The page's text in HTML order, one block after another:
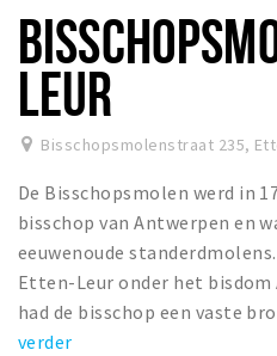
Bezienswaardigheden
Musea, theaters & podia
Uitjes & activiteiten
Toeristische routes
Natuurgebieden
Baroniepoorten
LEUR
Bisschopsmolenstraat 235,
De Bisschopsmolen werd in
bisschop van Antwerpen en
eeuwenoude
Etten-Leur onder het
had de bisschop een vaste
verder